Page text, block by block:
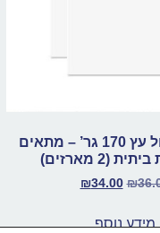
נייר לבן נטול עץ 170 גר’ – מתאים
(2 מארזים)
₪
₪34.00
מידע נוסף